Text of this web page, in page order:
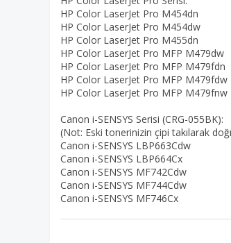
HP Color LaserJet Pro M454dn
HP Color LaserJet Pro M454dw
HP Color LaserJet Pro M455dn
HP Color LaserJet Pro MFP M479dw
HP Color LaserJet Pro MFP M479fdn
HP Color LaserJet Pro MFP M479fdw
HP Color LaserJet Pro MFP M479fnw
Canon i-SENSYS Serisi (CRG-055BK):
(Not: Eski tonerinizin çipi takılarak
Canon i-SENSYS LBP663Cdw
Canon i-SENSYS LBP664Cx
Canon i-SENSYS MF742Cdw
Canon i-SENSYS MF744Cdw
Canon i-SENSYS MF746Cx